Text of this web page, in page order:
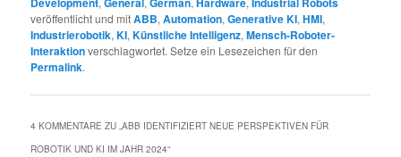
veröffentlicht und mitABB,Automation,Generative KI,HMI,
Industrierobotik,KI,Künstliche Intelligenz,Mensch-Roboter-
Interaktionverschlagwortet. Setze ein Lesezeichen für den
Permalink.
4 KOMMENTARE ZU „ABB IDENTIFIZIERT NEUE PERSPEKTIVEN FÜR
ROBOTIK UND KI IM JAHR 2024“